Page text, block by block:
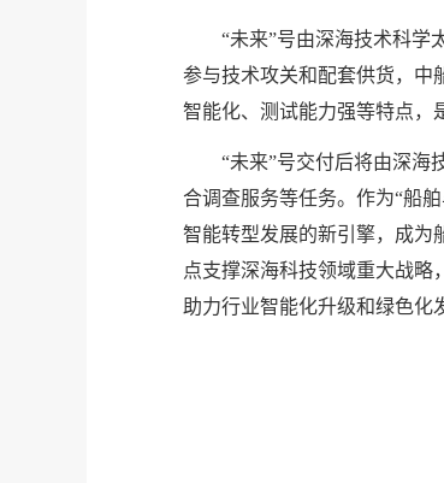
“未来”号由深海技术科学
参与技术攻关和配套供货，中
智能化、测试能力强等特点，
“未来”号交付后将由深海
合调查服务等任务。作为“船
智能转型发展的新引擎，成为
点支撑深海科技领域重大战略
助力行业智能化升级和绿色化